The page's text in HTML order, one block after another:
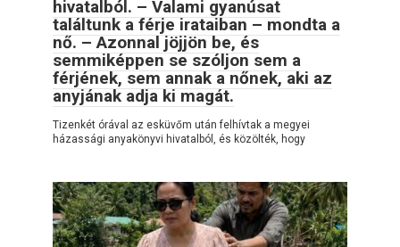
hivatalból. – Valami gyanúsat
találtunk a férje irataiban – mondta a
nő. – Azonnal jöjjön be, és
semmiképpen se szóljon sem a
férjének, sem annak a nőnek, aki az
anyjának adja ki magát.
Tizenkét órával az esküvőm után felhívtak a megyei
házassági anyakönyvi hivatalból, és közölték, hogy